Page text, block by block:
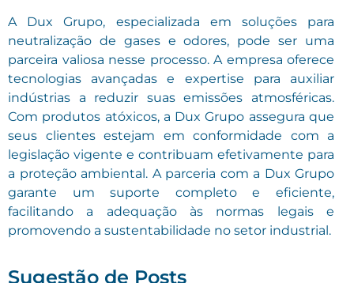
A Dux Grupo, especializada em soluções para
neutralização de gases e odores, pode ser uma
parceira valiosa nesse processo. A empresa oferece
tecnologias avançadas e expertise para auxiliar
indústrias a reduzir suas emissões atmosféricas.
Com produtos atóxicos, a Dux Grupo assegura que
seus clientes estejam em conformidade com a
legislação vigente e contribuam efetivamente para
a proteção ambiental. A parceria com a Dux Grupo
garante um suporte completo e eficiente,
facilitando a adequação às normas legais e
promovendo a sustentabilidade no setor industrial.
Sugestão de Posts